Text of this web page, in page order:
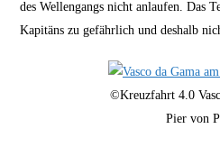
des Wellengangs nicht anlaufen. Das
Kapitäns zu gefährlich und deshalb
©Kreuzfahrt 4.0
Pier von